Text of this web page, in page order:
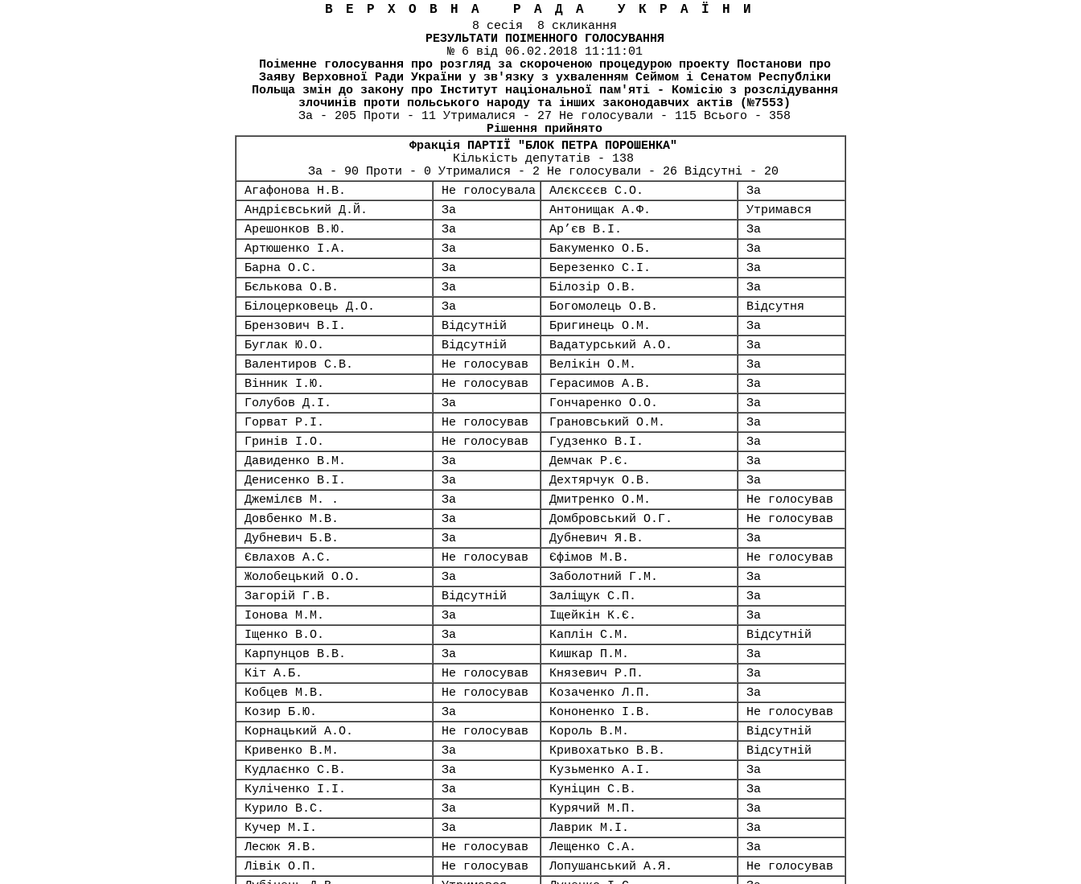
ВЕРХОВНА РАДА УКРАЇНИ
8 сесія 8 скликання
РЕЗУЛЬТАТИ ПОІМЕННОГО ГОЛОСУВАННЯ
№ 6 від 06.02.2018 11:11:01
Поіменне голосування про розгляд за скороченою процедурою проекту Постанови про
Заяву Верховної Ради України у зв'язку з ухваленням Сеймом і Сенатом Республіки
Польща змін до закону про Інститут національної пам'яті - Комісію з розслідування
злочинів проти польського народу та інших законодавчих актів (№7553)
За - 205 Проти - 11 Утрималися - 27 Не голосували - 115 Всього - 358
Рішення прийнято
Фракція ПАРТІЇ "БЛОК ПЕТРА ПОРОШЕНКА"
Кількість депутатів - 138
За - 90 Проти - 0 Утрималися - 2 Не голосували - 26 Відсутні - 20
Агафонова Н.В.
Не голосувала Алєксєєв С.О.
За
Андрієвський Д.Й.
За Антонищак А.Ф.
Утримався
Арешонков В.Ю.
За Ар’єв В.І.
За
Артюшенко І.А.
За Бакуменко О.Б.
За
Барна О.С.
За Березенко С.І.
За
Бєлькова О.В.
За Білозір О.В.
За
Білоцерковець Д.О.
За Богомолець О.В.
Відсутня
Брензович В.І.
Відсутній Бригинець О.М.
За
Буглак Ю.О.
Відсутній Вадатурський А.О.
За
Валентиров С.В.
Не голосував Велікін О.М.
За
Вінник І.Ю.
Не голосував Герасимов А.В.
За
Голубов Д.І.
За Гончаренко О.О.
За
Горват Р.І.
Не голосував Грановський О.М.
За
Гринів І.О.
Не голосував Гудзенко В.І.
За
Давиденко В.М.
За Демчак Р.Є.
За
Денисенко В.І.
За Дехтярчук О.В.
За
Джемілєв М. .
За Дмитренко О.М.
Не голосував
Довбенко М.В.
За Домбровський О.Г.
Не голосував
Дубневич Б.В.
За Дубневич Я.В.
За
Євлахов А.С.
Не голосував Єфімов М.В.
Не голосував
Жолобецький О.О.
За Заболотний Г.М.
За
Загорій Г.В.
Відсутній Заліщук С.П.
За
Іонова М.М.
За Іщейкін К.Є.
За
Іщенко В.О.
За Каплін С.М.
Відсутній
Карпунцов В.В.
За Кишкар П.М.
За
Кіт А.Б.
Не голосував Князевич Р.П.
За
Кобцев М.В.
Не голосував Козаченко Л.П.
За
Козир Б.Ю.
За Кононенко І.В.
Не голосував
Корнацький А.О.
Не голосував Король В.М.
Відсутній
Кривенко В.М.
За Кривохатько В.В.
Відсутній
Кудлаєнко С.В.
За Кузьменко А.І.
За
Куліченко І.І.
За Куніцин С.В.
За
Курило В.С.
За Курячий М.П.
За
Кучер М.І.
За Лаврик М.І.
За
Лесюк Я.В.
Не голосував Лещенко С.А.
За
Лівік О.П.
Не голосував Лопушанський А.Я.
Не голосував